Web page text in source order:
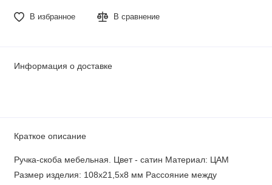
В избранное В сравнение
Информация о доставке
Краткое описание
Ручка-скоба мебельная. Цвет - сатин Материал: ЦАМ
Размер изделия: 108х21,5х8 мм Рассояние между